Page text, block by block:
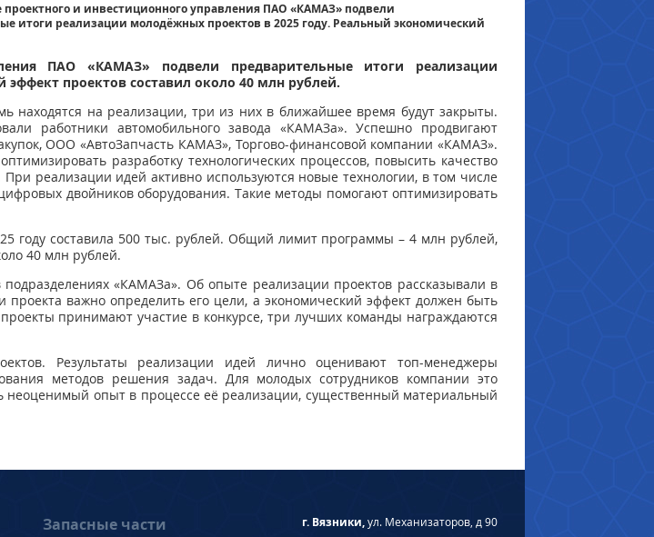
проектного и инвестиционного управления ПАО «КАМАЗ» подвели
итоги реализации молодёжных проектов в 2025 году. Реальный экономический
ПАО «КАМАЗ» подвели предварительные итоги реализации
проектов составил около 40 млн рублей.
находятся на реализации, три из них в ближайшее время будут закрыты.
работники автомобильного завода «КАМАЗа». Успешно продвигают
ООО «АвтоЗапчасть КАМАЗ», Торгово-финансовой компании «КАМАЗ».
разработку технологических процессов, повысить качество
реализации идей активно используются новые технологии, в том числе
двойников оборудования. Такие методы помогают оптимизировать
году составила 500 тыс. рублей. Общий лимит программы – 4 млн рублей,
40 млн рублей.
«КАМАЗа». Об опыте реализации проектов рассказывали в
важно определить его цели, а экономический эффект должен быть
принимают участие в конкурсе, три лучших команды награждаются
Результаты реализации идей лично оценивают топ-менеджеры
методов решения задач. Для молодых сотрудников компании это
неоценимый опыт в процессе её реализации, существенный материальный
Запасные части г. Вязники,ул. Механизаторов, д 90